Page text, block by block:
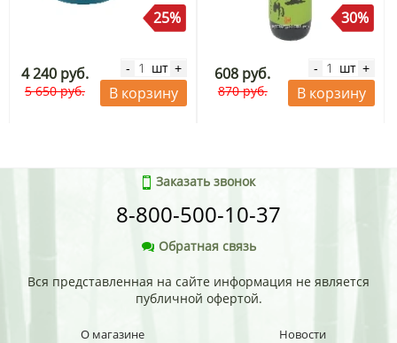
25%
4 240 руб.
5 650 руб.
- шт +
В корзину
30%
608 руб.
870 руб.
- шт +
В корзину
Заказать звонок
8-800-500-10-37
Обратная связь
Вся представленная на сайте информация не является
публичной офертой.
О магазине
Новости